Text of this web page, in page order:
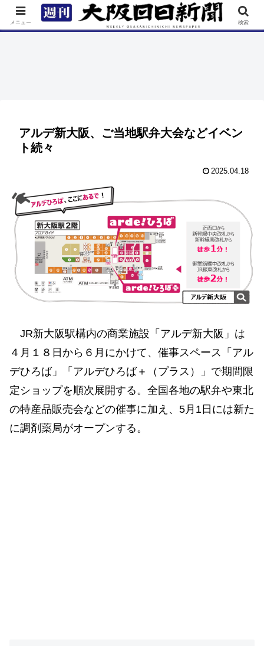
TOP 特集 ニュース 連載 街ネタ イベント
アルデ新大阪、ご当地駅弁大会などイベン
ト続々
2025.04.18
JR新大阪駅構内の商業施設「アルデ新大阪」は
４月１８日から６月にかけて、催事スペース「アル
デひろば」「アルデひろば＋（プラス）」で期間限
定ショップを順次展開する。全国各地の駅弁や東北
の特産品販売会などの催事に加え、5月1日には新た
に調剤薬局がオープンする。
メニュー 検索